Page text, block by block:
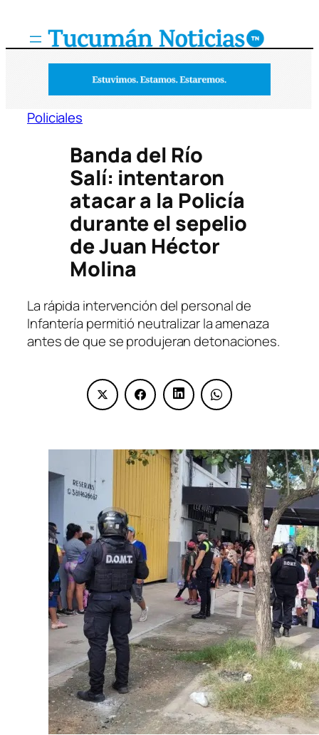
Policiales
Banda del Río
Salí: intentaron
atacar a la Policía
durante el sepelio
de Juan Héctor
Molina
La rápida intervención del personal de
Infantería permitió neutralizar la amenaza
antes de que se produjeran detonaciones.